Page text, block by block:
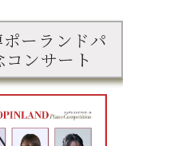
ーランドパ
ンサート